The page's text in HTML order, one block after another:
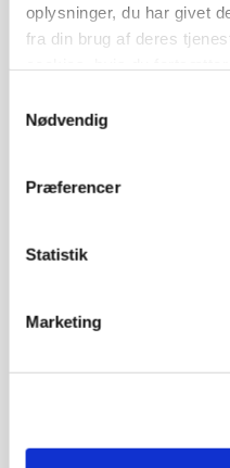
oplysninger, du har givet
fra din brug af deres
Nødvendig
Præferencer
Statistik
Marketing
BUSINESS
Lave grisepriser og